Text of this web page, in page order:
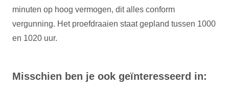
minuten op hoog vermogen, dit alles conform
vergunning. Het proefdraaien staat gepland tussen 1000
en 1020 uur.
Misschien ben je ook geïnteresseerd in: